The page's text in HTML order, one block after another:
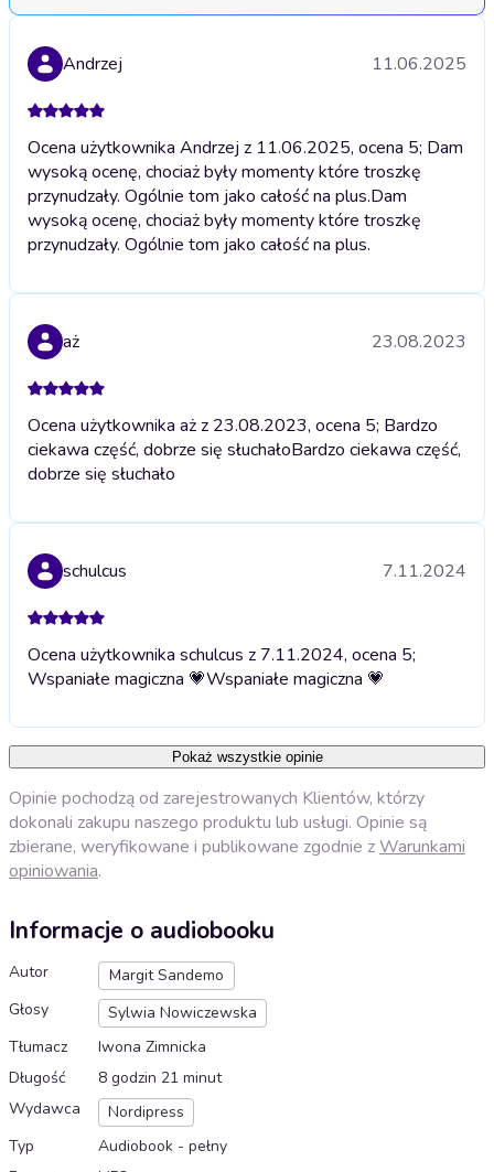
Andrzej 11.06.2025
Ocena użytkownika Andrzej z 11.06.2025, ocena 5; Dam
wysoką ocenę, chociaż były momenty które troszkę
przynudzały. Ogólnie tom jako całość na plus.Dam
wysoką ocenę, chociaż były momenty które troszkę
przynudzały. Ogólnie tom jako całość na plus.
aż 23.08.2023
Ocena użytkownika aż z 23.08.2023, ocena 5; Bardzo
ciekawa część, dobrze się słuchałoBardzo ciekawa część,
dobrze się słuchało
schulcus 7.11.2024
Ocena użytkownika schulcus z 7.11.2024, ocena 5;
Wspaniałe magiczna 💗Wspaniałe magiczna 💗
Pokaż wszystkie opinie
Opinie pochodzą od zarejestrowanych Klientów, którzy
dokonali zakupu naszego produktu lub usługi. Opinie są
zbierane, weryfikowane i publikowane zgodnie zWarunkami
opiniowania.
Informacje o audiobooku
Autor
Margit Sandemo
Głosy
Sylwia Nowiczewska
Tłumacz
Iwona Zimnicka
Długość
8 godzin 21 minut
Wydawca
Nordipress
Typ
Audiobook - pełny